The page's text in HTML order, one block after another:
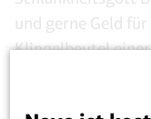
und gerne Geld
Klingelbeutel
Therapie werfen.